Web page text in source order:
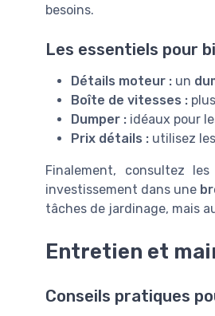
besoins.
Les essentiels pour
Détails moteur : un
Boîte de vitesses :
Dumper : idéaux pour
Prix détails : utilisez les
Finalement, consultez
investissement dans une
tâches de jardinage, mais
Entretien et
Conseils pratiques